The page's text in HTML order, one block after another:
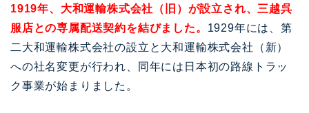
1919年、大和運輸株式会社（旧）が設立され、三越呉
服店との専属配送契約を結びました。 1929年には、第
二大和運輸株式会社の設立と大和運輸株式会社（新）
への社名変更が行われ、同年には日本初の路線トラッ
ク事業が始まりました。